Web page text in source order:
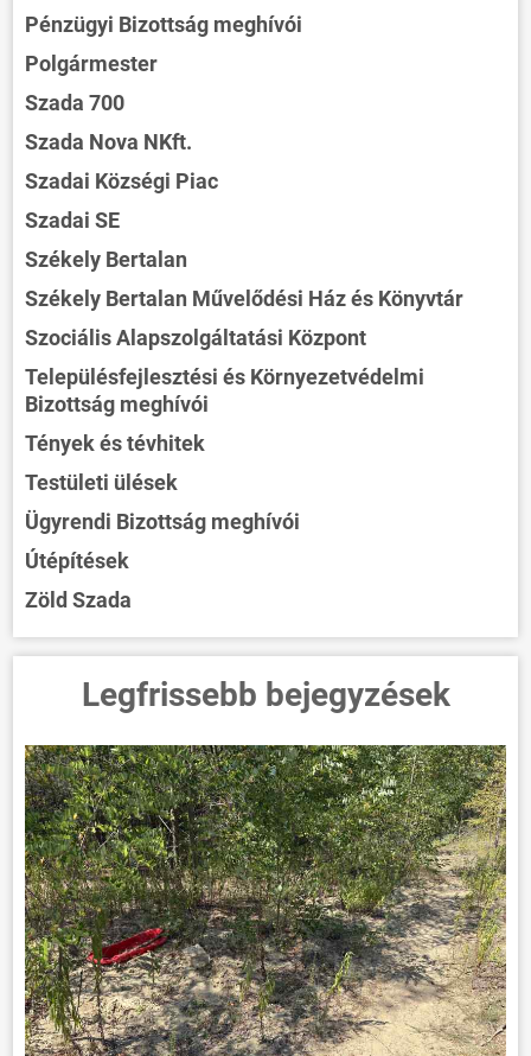
Pénzügyi Bizottság meghívói
Polgármester
Szada 700
Szada Nova NKft.
Szadai Községi Piac
Szadai SE
Székely Bertalan
Székely Bertalan Művelődési Ház és Könyvtár
Szociális Alapszolgáltatási Központ
Településfejlesztési és Környezetvédelmi
Bizottság meghívói
Tények és tévhitek
Testületi ülések
Ügyrendi Bizottság meghívói
Útépítések
Zöld Szada
Legfrissebb bejegyzések